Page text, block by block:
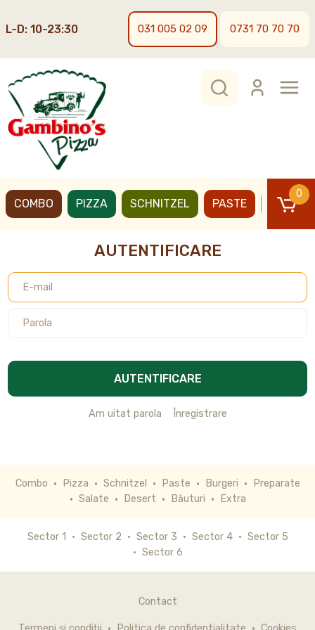
L-D: 10-23:30 031 005 02 09 0731 70 70 70
COMBO PIZZA SCHNITZEL PASTE BURGERI
0
AUTENTIFICARE
AUTENTIFICARE
Am uitat parola Înregistrare
Combo Pizza Schnitzel Paste Burgeri
Preparate
Salate
Desert Băuturi Extra
Sector 1 Sector 2 Sector 3 Sector 4
Sector 5
Sector 6
Contact